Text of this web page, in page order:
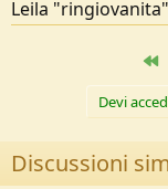
Leila
Devi
Discussioni